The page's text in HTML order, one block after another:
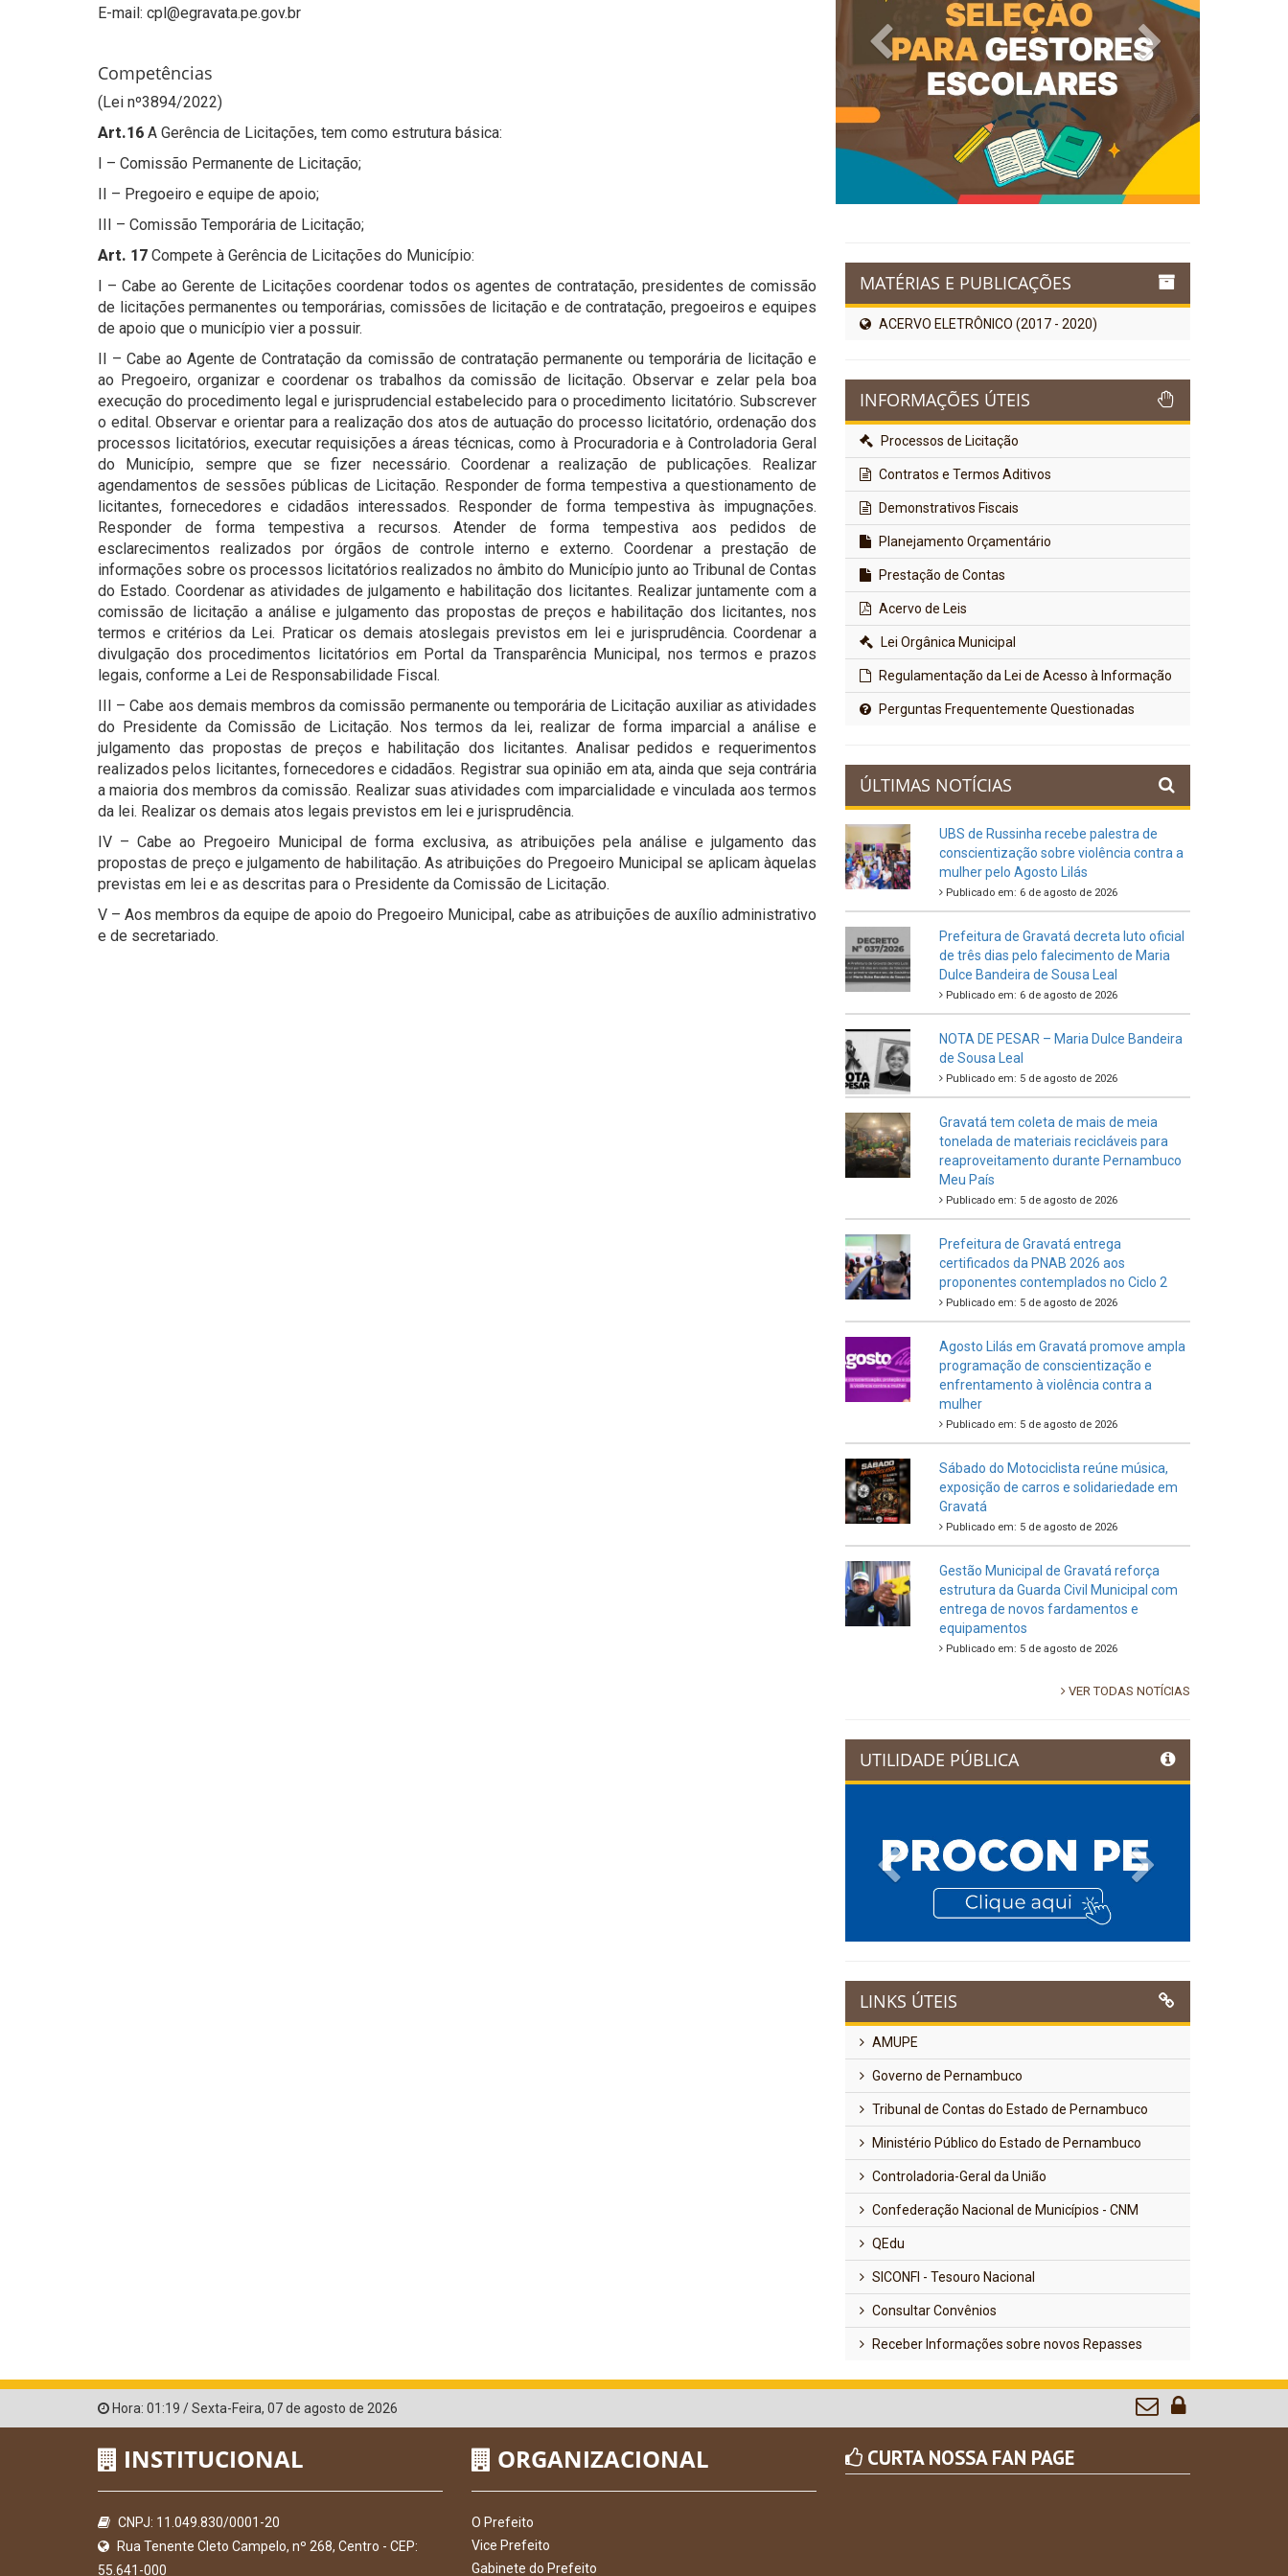
E-mail: cpl@egravata.pe.gov.br
Competências
(Lei nº3894/2022)
Art.16 A Gerência de Licitações, tem como estrutura básica:
I – Comissão Permanente de Licitação;
II – Pregoeiro e equipe de apoio;
III – Comissão Temporária de Licitação;
Art. 17 Compete à Gerência de Licitações do Município:
I – Cabe ao Gerente de Licitações coordenar todos os agentes de contratação, presidentes de comissão
de licitações permanentes ou temporárias, comissões de licitação e de contratação, pregoeiros e equipes
de apoio que o município vier a possuir.
II – Cabe ao Agente de Contratação da comissão de contratação permanente ou temporária de licitação e
ao Pregoeiro, organizar e coordenar os trabalhos da comissão de licitação. Observar e zelar pela boa
execução do procedimento legal e jurisprudencial estabelecido para o procedimento licitatório. Subscrever
o edital. Observar e orientar para a realização dos atos de autuação do processo licitatório, ordenação dos
processos licitatórios, executar requisições a áreas técnicas, como à Procuradoria e à Controladoria Geral
do Município, sempre que se fizer necessário. Coordenar a realização de publicações. Realizar
agendamentos de sessões públicas de Licitação. Responder de forma tempestiva a questionamento de
licitantes, fornecedores e cidadãos interessados. Responder de forma tempestiva às impugnações.
Responder de forma tempestiva a recursos. Atender de forma tempestiva aos pedidos de
esclarecimentos realizados por órgãos de controle interno e externo. Coordenar a prestação de
informações sobre os processos licitatórios realizados no âmbito do Município junto ao Tribunal de Contas
do Estado. Coordenar as atividades de julgamento e habilitação dos licitantes. Realizar juntamente com a
comissão de licitação a análise e julgamento das propostas de preços e habilitação dos licitantes, nos
termos e critérios da Lei. Praticar os demais atoslegais previstos em lei e jurisprudência. Coordenar a
divulgação dos procedimentos licitatórios em Portal da Transparência Municipal, nos termos e prazos
legais, conforme a Lei de Responsabilidade Fiscal.
III – Cabe aos demais membros da comissão permanente ou temporária de Licitação auxiliar as atividades
do Presidente da Comissão de Licitação. Nos termos da lei, realizar de forma imparcial a análise e
julgamento das propostas de preços e habilitação dos licitantes. Analisar pedidos e requerimentos
realizados pelos licitantes, fornecedores e cidadãos. Registrar sua opinião em ata, ainda que seja contrária
a maioria dos membros da comissão. Realizar suas atividades com imparcialidade e vinculada aos termos
da lei. Realizar os demais atos legais previstos em lei e jurisprudência.
IV – Cabe ao Pregoeiro Municipal de forma exclusiva, as atribuições pela análise e julgamento das
propostas de preço e julgamento de habilitação. As atribuições do Pregoeiro Municipal se aplicam àquelas
previstas em lei e as descritas para o Presidente da Comissão de Licitação.
V – Aos membros da equipe de apoio do Pregoeiro Municipal, cabe as atribuições de auxílio administrativo
e de secretariado.
Previous Next
MATÉRIAS E PUBLICAÇÕES
ACERVO ELETRÔNICO (2017 - 2020)
INFORMAÇÕES ÚTEIS
Processos de Licitação
Contratos e Termos Aditivos
Demonstrativos Fiscais
Planejamento Orçamentário
Prestação de Contas
Acervo de Leis
Lei Orgânica Municipal
Regulamentação da Lei de Acesso à Informação
Perguntas Frequentemente Questionadas
ÚLTIMAS NOTÍCIAS
UBS de Russinha recebe palestra de
conscientização sobre violência contra a
mulher pelo Agosto Lilás
Publicado em: 6 de agosto de 2026
Prefeitura de Gravatá decreta luto oficial
de três dias pelo falecimento de Maria
Dulce Bandeira de Sousa Leal
Publicado em: 6 de agosto de 2026
NOTA DE PESAR – Maria Dulce Bandeira
de Sousa Leal
Publicado em: 5 de agosto de 2026
Gravatá tem coleta de mais de meia
tonelada de materiais recicláveis para
reaproveitamento durante Pernambuco
Meu País
Publicado em: 5 de agosto de 2026
Prefeitura de Gravatá entrega
certificados da PNAB 2026 aos
proponentes contemplados no Ciclo 2
Publicado em: 5 de agosto de 2026
Agosto Lilás em Gravatá promove ampla
programação de conscientização e
enfrentamento à violência contra a
mulher
Publicado em: 5 de agosto de 2026
Sábado do Motociclista reúne música,
exposição de carros e solidariedade em
Gravatá
Publicado em: 5 de agosto de 2026
Gestão Municipal de Gravatá reforça
estrutura da Guarda Civil Municipal com
entrega de novos fardamentos e
equipamentos
Publicado em: 5 de agosto de 2026
VER TODAS NOTÍCIAS
UTILIDADE PÚBLICA
Previous
LINKS ÚTEIS
AMUPE
Governo de Pernambuco
Tribunal de Contas do Estado de Pernambuco
Ministério Público do Estado de Pernambuco
Controladoria-Geral da União
Confederação Nacional de Municípios - CNM
QEdu
SICONFI - Tesouro Nacional
Consultar Convênios
Receber Informações sobre novos Repasses
Hora: 01:19 /Sexta-Feira, 07 de agosto de 2026
INSTITUCIONAL
CNPJ: 11.049.830/0001-20
Rua Tenente Cleto Campelo, nº 268, Centro - CEP:
55.641-000
ORGANIZACIONAL
O Prefeito
Vice Prefeito
Gabinete do Prefeito
CURTA NOSSA FAN PAGE